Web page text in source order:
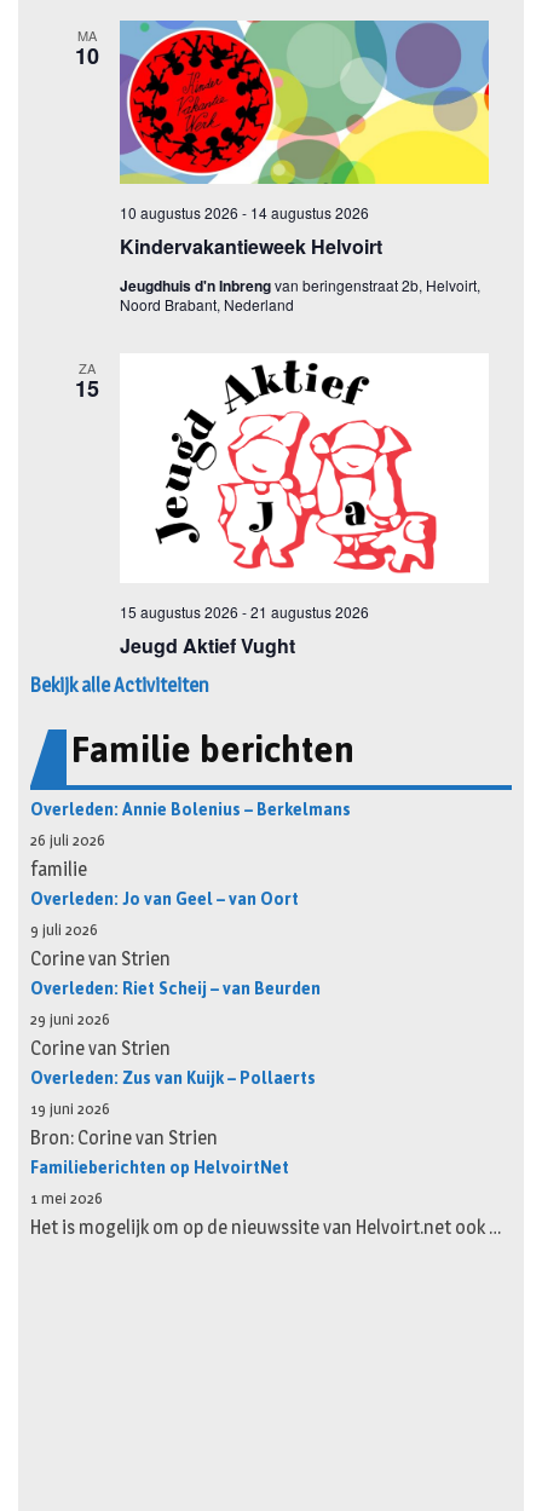
Bekijk alle Activiteiten
Familie berichten
Overleden: Annie Bolenius – Berkelmans
26 juli 2026
familie
Overleden: Jo van Geel – van Oort
9 juli 2026
Corine van Strien
Overleden: Riet Scheij – van Beurden
29 juni 2026
Corine van Strien
Overleden: Zus van Kuijk – Pollaerts
19 juni 2026
Bron: Corine van Strien
Familieberichten op HelvoirtNet
1 mei 2026
Het is mogelijk om op de nieuwssite van Helvoirt.net ook …